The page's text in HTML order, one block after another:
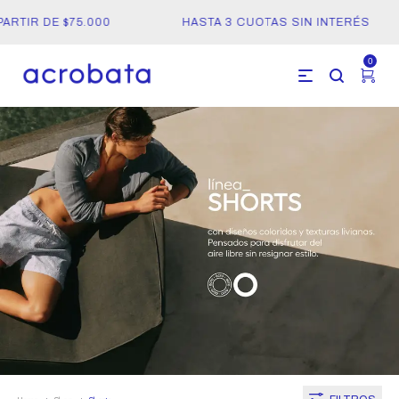
DE $75.000 HASTA 3 CUOTAS SIN INTERÉS
0